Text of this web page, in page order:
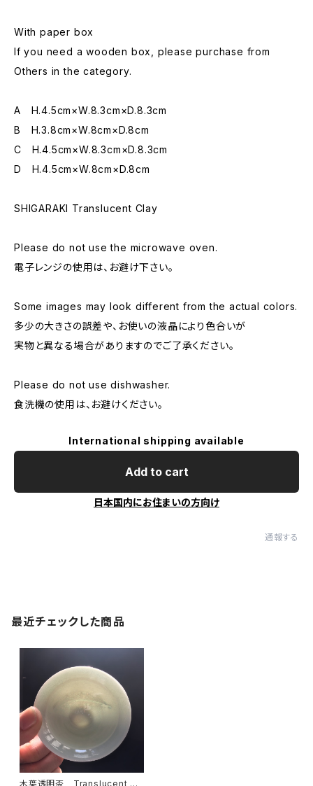
With paper box
If you need a wooden box, please purchase from
Others in the category.
A H.4.5cm×W.8.3cm×D.8.3cm
B H.3.8cm×W.8cm×D.8cm
C H.4.5cm×W.8.3cm×D.8.3cm
D H.4.5cm×W.8cm×D.8cm
SHIGARAKI Translucent Clay
Please do not use the microwave oven.
電子レンジの使用は、お避け下さい。
Some images may look different from the actual colors.
多少の大きさの誤差や、お使いの液晶により色合いが
実物と異なる場合がありますのでご了承ください。
Please do not use dishwasher.
食洗機の使用は、お避けください。
International shipping available
Add to cart
日本国内にお住まいの方向け
通報する
最近チェックした商品
木葉透明盃 Translucent SA